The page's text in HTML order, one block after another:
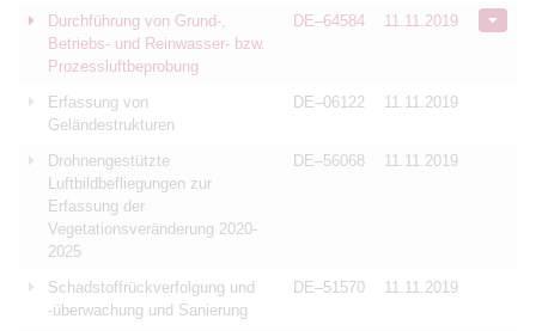
Durchführung von Grund-,
Betriebs- und Reinwasser- bzw.
Prozessluftbeprobung
DE–64584 11.11.2019
Erfassung von
Geländestrukturen
DE–06122 11.11.2019
Drohnengestützte
Luftbildbefliegungen zur
Erfassung der
Vegetationsveränderung 2020-
2025
DE–56068 11.11.2019
Schadstoffrückverfolgung und
-überwachung und Sanierung
DE–51570 11.11.2019